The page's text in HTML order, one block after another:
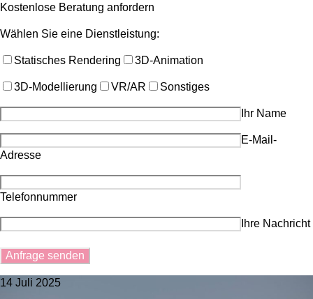
Kostenlose Beratung anfordern
Wählen Sie eine Dienstleistung:
Statisches Rendering 3D-Animation
3D-Modellierung VR/AR Sonstiges
Ihr Name
E-Mail-
Adresse
Telefonnummer
Ihre Nachricht
14 Juli 2025